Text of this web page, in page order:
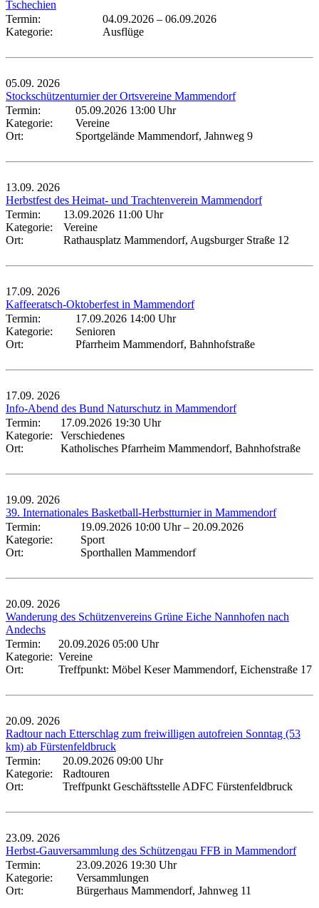
Tschechien
Termin:
04.09.2026 – 06.09.2026
Kategorie:
Ausflüge
05.09. 2026
Stockschützenturnier der Ortsvereine Mammendorf
Termin:
05.09.2026 13:00 Uhr
Kategorie:
Vereine
Ort:
Sportgelände Mammendorf, Jahnweg 9
13.09. 2026
Herbstfest des Heimat- und Trachtenverein Mammendorf
Termin:
13.09.2026 11:00 Uhr
Kategorie:
Vereine
Ort:
Rathausplatz Mammendorf, Augsburger Straße 12
17.09. 2026
Kaffeeratsch-Oktoberfest in Mammendorf
Termin:
17.09.2026 14:00 Uhr
Kategorie:
Senioren
Ort:
Pfarrheim Mammendorf, Bahnhofstraße
17.09. 2026
Info-Abend des Bund Naturschutz in Mammendorf
Termin:
17.09.2026 19:30 Uhr
Kategorie:
Verschiedenes
Ort:
Katholisches Pfarrheim Mammendorf, Bahnhofstraße
19.09. 2026
39. Internationales Basketball-Herbstturnier in Mammendorf
Termin:
19.09.2026 10:00 Uhr– 20.09.2026
Kategorie:
Sport
Ort:
Sporthallen Mammendorf
20.09. 2026
Wanderung des Schützenvereins Grüne Eiche Nannhofen nach
Andechs
Termin:
20.09.2026 05:00 Uhr
Kategorie: Vereine
Ort:
Treffpunkt: Möbel Keser Mammendorf, Eichenstraße 17
20.09. 2026
Radtour nach Etterschlag zum freiwilligen autofreien Sonntag (53
km) ab Fürstenfeldbruck
Termin:
20.09.2026 09:00 Uhr
Kategorie:
Radtouren
Ort:
Treffpunkt Geschäftsstelle ADFC Fürstenfeldbruck
23.09. 2026
Herbst-Gauversammlung des Schützengau FFB in Mammendorf
Termin:
23.09.2026 19:30 Uhr
Kategorie:
Versammlungen
Ort:
Bürgerhaus Mammendorf, Jahnweg 11